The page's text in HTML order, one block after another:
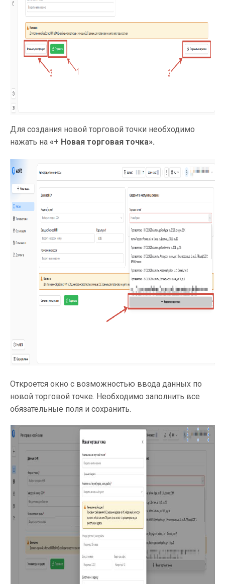
Для создания новой торговой точки необходимо
нажать на «+ Новая торговая точка».
Откроется окно с возможностью ввода данных по
новой торговой точке. Необходимо заполнить все
обязательные поля и сохранить.